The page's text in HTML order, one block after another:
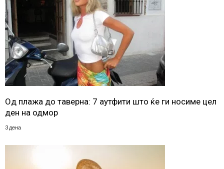
Од плажа до таверна: 7 аутфити што ќе ги носиме цел
ден на одмор
3 дена